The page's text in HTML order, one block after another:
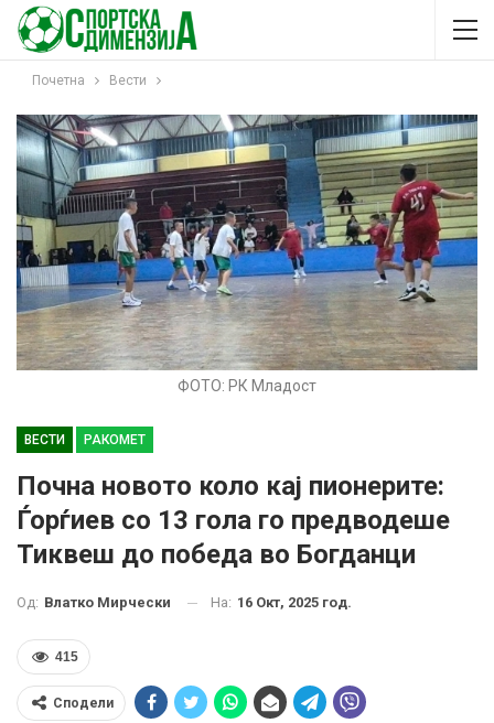
Почетна Вести
ФОТО: РК Младост
ВЕСТИ РАКОМЕТ
Почна новото коло кај пионерите:
Ѓорѓиев со 13 гола го предводеше
Тиквеш до победа во Богданци
Од: Влатко Мирчески На: 16 Окт, 2025 год.
415
Сподели